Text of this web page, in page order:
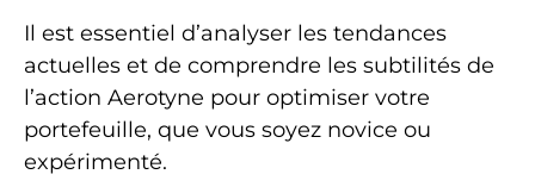
Il est essentiel d’analyser les tendances
actuelles et de comprendre les subtilités de
l’action Aerotyne pour optimiser votre
portefeuille, que vous soyez novice ou
expérimenté.